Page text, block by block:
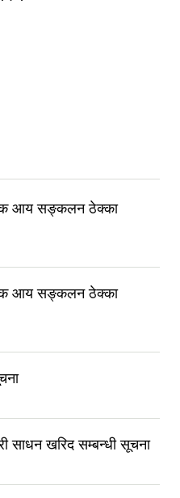
आय सङ्कलन ठेक्का
आय सङ्कलन ठेक्का
साधन खरिद सम्बन्धी सूचना